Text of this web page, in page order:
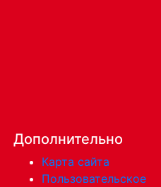
Дополнительно
Карта сайта
Пользовательское